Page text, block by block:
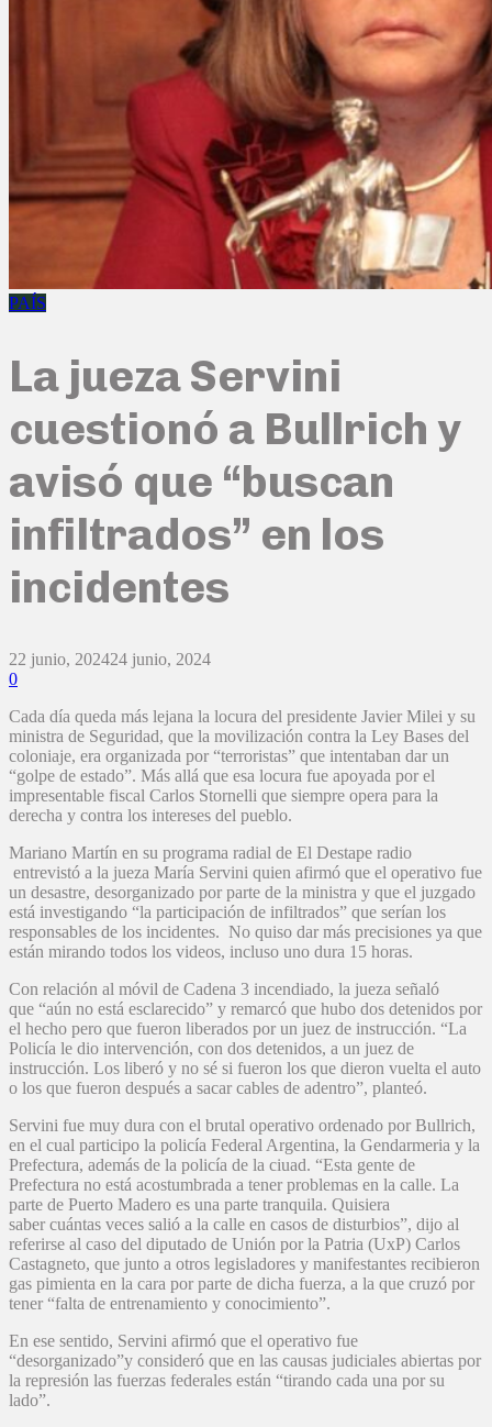
PAÍS
La jueza Servini
cuestionó a Bullrich y
avisó que “buscan
infiltrados” en los
incidentes
22 junio, 202424 junio, 2024
0
Cada día queda más lejana la locura del presidente Javier Milei y su
ministra de Seguridad, que la movilización contra la Ley Bases del
coloniaje, era organizada por “terroristas” que intentaban dar un
“golpe de estado”. Más allá que esa locura fue apoyada por el
impresentable fiscal Carlos Stornelli que siempre opera para la
derecha y contra los intereses del pueblo.
Mariano Martín en su programa radial de El Destape radio
entrevistó a la jueza María Servini quien afirmó que el operativo fue
un desastre, desorganizado por parte de la ministra y que el juzgado
está investigando “la participación de infiltrados” que serían los
responsables de los incidentes. No quiso dar más precisiones ya que
están mirando todos los videos, incluso uno dura 15 horas.
Con relación al móvil de Cadena 3 incendiado, la jueza señaló
que “aún no está esclarecido” y remarcó que hubo dos detenidos por
el hecho pero que fueron liberados por un juez de instrucción. “La
Policía le dio intervención, con dos detenidos, a un juez de
instrucción. Los liberó y no sé si fueron los que dieron vuelta el auto
o los que fueron después a sacar cables de adentro”, planteó.
Servini fue muy dura con el brutal operativo ordenado por Bullrich,
en el cual participo la policía Federal Argentina, la Gendarmeria y la
Prefectura, además de la policía de la ciuad. “Esta gente de
Prefectura no está acostumbrada a tener problemas en la calle. La
parte de Puerto Madero es una parte tranquila. Quisiera
saber cuántas veces salió a la calle en casos de disturbios”, dijo al
referirse al caso del diputado de Unión por la Patria (UxP) Carlos
Castagneto, que junto a otros legisladores y manifestantes recibieron
gas pimienta en la cara por parte de dicha fuerza, a la que cruzó por
tener “falta de entrenamiento y conocimiento”.
En ese sentido, Servini afirmó que el operativo fue
“desorganizado”y consideró que en las causas judiciales abiertas por
la represión las fuerzas federales están “tirando cada una por su
lado”.